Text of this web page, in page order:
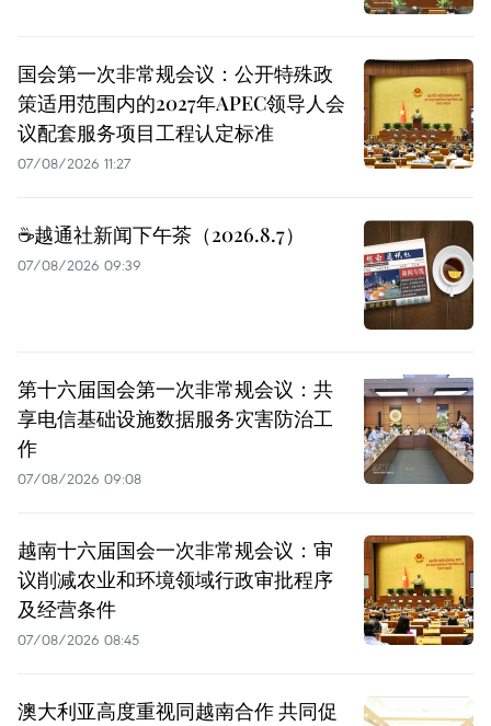
国会第一次非常规会议：公开特殊政
策适用范围内的2027年APEC领导人会
议配套服务项目工程认定标准
07/08/2026 11:27
☕️越通社新闻下午茶（2026.8.7）
07/08/2026 09:39
第十六届国会第一次非常规会议：共
享电信基础设施数据服务灾害防治工
作
07/08/2026 09:08
越南十六届国会一次非常规会议：审
议削减农业和环境领域行政审批程序
及经营条件
07/08/2026 08:45
澳大利亚高度重视同越南合作 共同促